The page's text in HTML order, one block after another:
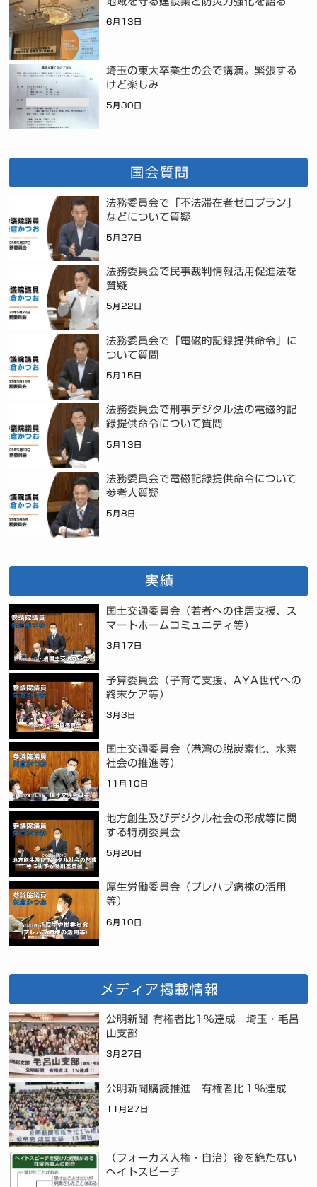
6月13日
埼玉の東大卒業生の会で講演。緊張する
けど楽しみ
5月30日
国会質問
法務委員会で「不法滞在者ゼロプラン」
などについて質疑
5月27日
法務委員会で民事裁判情報活用促進法を
質疑
5月22日
法務委員会で「電磁的記録提供命令」に
ついて質問
5月15日
法務委員会で刑事デジタル法の電磁的記
録提供命令について質問
5月13日
法務委員会で電磁記録提供命令について
参考人質疑
5月8日
実績
国土交通委員会（若者への住居支援、ス
マートホームコミュニティ等）
3月17日
予算委員会（子育て支援、AYA世代への
終末ケア等）
3月3日
国土交通委員会（港湾の脱炭素化、水素
社会の推進等）
11月10日
地方創生及びデジタル社会の形成等に関
する特別委員会
5月20日
厚生労働委員会（プレハブ病棟の活用
等）
6月10日
メディア掲載情報
公明新聞 有権者比1%達成 埼玉・毛呂
山支部
3月27日
公明新聞購読推進 有権者比１％達成
11月27日
（フォーカス人権・自治）後を絶たない
ヘイトスピーチ